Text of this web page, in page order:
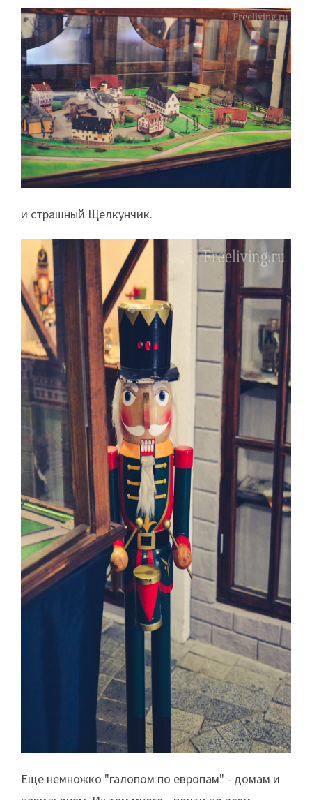
и страшный Щелкунчик.
Еще немножко "галопом по европам" - домам и